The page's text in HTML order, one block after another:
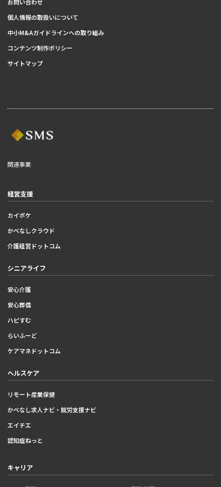
個人情報の取扱いについて
中小M&Aガイドラインへの取り組み
コンテンツ制作ポリシー
サイトマップ
関連事業
経営支援
カイポケ
かべなしクラウド
介護経営ドットコム
シニアライフ
安心介護
安心葬儀
ハピすむ
らいふーど
ケアマネドットコム
ヘルスケア
リモート産業保健
かべなし求人ナビ・就労支援ナビ
エイチエ
認知症ねっと
キャリア